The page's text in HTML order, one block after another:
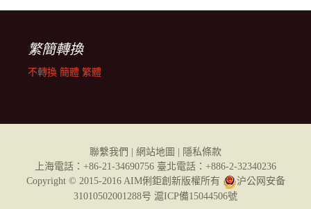
章
導繁簡轉換
不轉換 簡體 繁體
聯繫我們 | 網站地圖 |
隱私條款
上海電話：+86-21-34690756 臺北電話：+886-2-32340236
Copyright © 2015-2016 AIM俐鉅創新版權所有
沪公网安备
31010502001288号 滬ICP備15044506號